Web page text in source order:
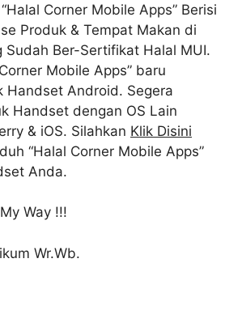
Corner Mobile Apps” Berisi
Produk & Tempat Makan di
Sudah Ber-Sertifikat Halal MUI.
Mobile Apps” baru
Handset Android. Segera
Handset dengan OS Lain
& iOS. Silahkan Klik Disini
“Halal Corner Mobile Apps”
Anda.
Way !!!
Wr.Wb.